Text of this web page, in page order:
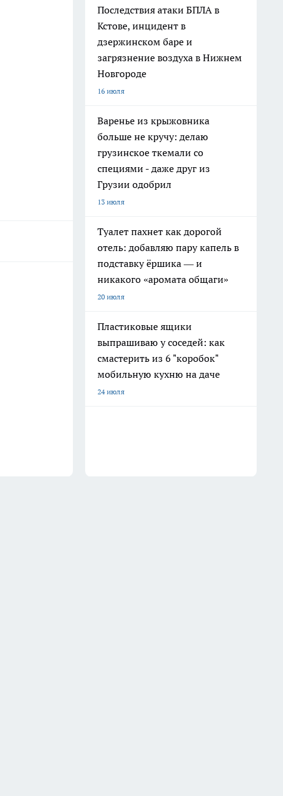
Последствия атаки БПЛА в
Кстове, инцидент в
дзержинском баре и
загрязнение воздуха в Нижнем
Новгороде
16 июля
Варенье из крыжовника
больше не кручу: делаю
грузинское ткемали со
специями - даже друг из
Грузии одобрил
13 июля
Туалет пахнет как дорогой
отель: добавляю пару капель в
подставку ёршика — и
никакого «аромата общаги»
20 июля
Пластиковые ящики
выпрашиваю у соседей: как
смастерить из 6 "коробок"
мобильную кухню на даче
24 июля